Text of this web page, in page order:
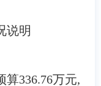
说明
算336.76万元,